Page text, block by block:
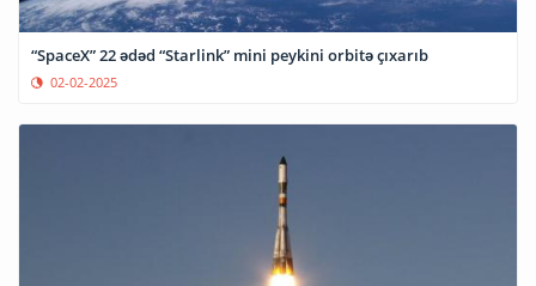
“SpaceX” 22 ədəd “Starlink” mini peykini orbitə çıxarıb
02-02-2025